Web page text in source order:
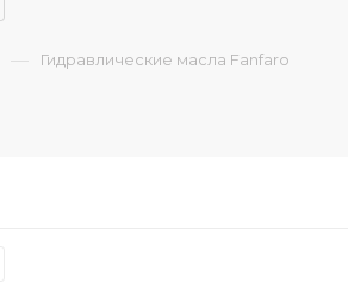
— Гидравлические масла Fanfaro